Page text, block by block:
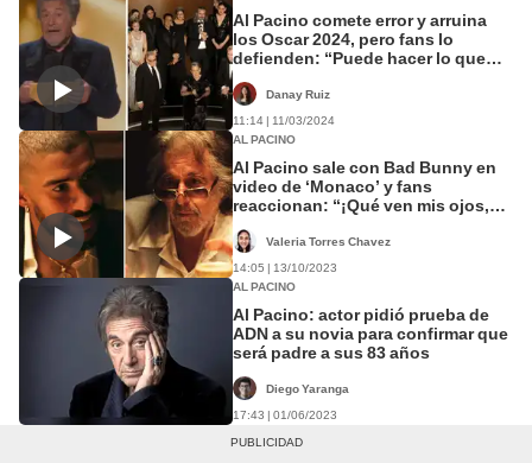
Al Pacino comete error y arruina
los Oscar 2024, pero fans lo
defienden: “Puede hacer lo que
Danay Ruiz
11:14 | 11/03/2024
AL PACINO
Al Pacino sale con Bad Bunny en
video de ‘Monaco’ y fans
reaccionan: “¡Qué ven mis ojos,
Valeria Torres Chavez
14:05 | 13/10/2023
AL PACINO
Al Pacino: actor pidió prueba de
ADN a su novia para confirmar que
será padre a sus 83 años
Diego Yaranga
17:43 | 01/06/2023